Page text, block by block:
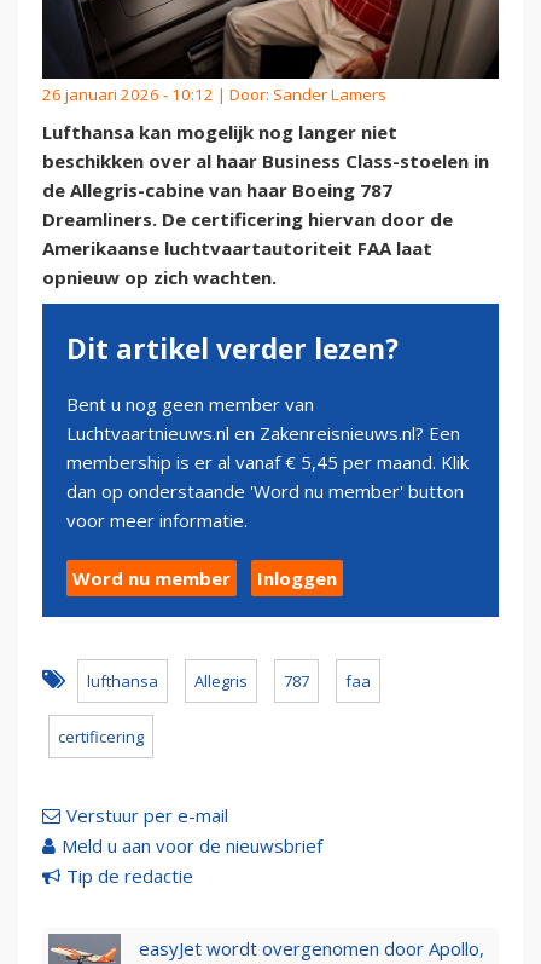
26 januari 2026 - 10:12 | Door: Sander Lamers
Lufthansa kan mogelijk nog langer niet
beschikken over al haar Business Class-stoelen in
de Allegris-cabine van haar Boeing 787
Dreamliners. De certificering hiervan door de
Amerikaanse luchtvaartautoriteit FAA laat
opnieuw op zich wachten.
Dit artikel verder lezen?
Bent u nog geen member van
Luchtvaartnieuws.nl en Zakenreisnieuws.nl? Een
membership is er al vanaf € 5,45 per maand. Klik
dan op onderstaande 'Word nu member' button
voor meer informatie.
Word nu member Inloggen
lufthansa Allegris 787 faa
certificering
Verstuur per e-mail
Meld u aan voor de nieuwsbrief
Tip de redactie
easyJet wordt overgenomen door Apollo,